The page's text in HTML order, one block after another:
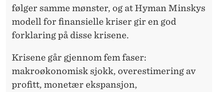
følger samme mønster, og at Hyman Minskys
modell for finansielle kriser gir en god
forklaring på disse krisene.
Krisene går gjennom fem faser:
makroøkonomisk sjokk, overestimering av
profitt, monetær ekspansjon,